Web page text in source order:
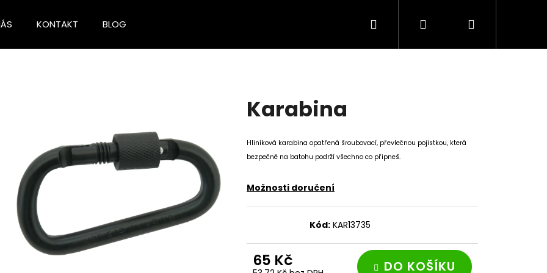
KONTAKT BLOG Přihlášení
Karabina
Hliníková karabina opatřená šroubovací, převlečnou pojistkou, která
bezpečně na batohu podrží všechno co připneš.
Možnosti doručení
Kód: KAR13735
65 Kč DO KOŠÍKU
Doporučujeme